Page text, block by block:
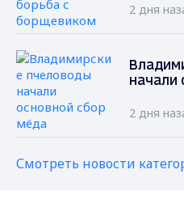
2 дня
начали
2 дня
Смотреть новости